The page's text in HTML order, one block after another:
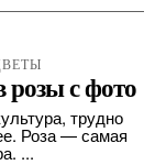
розы с фото
трудно
Роза — самая
...